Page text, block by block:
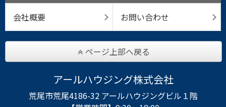
会社概要
お問い合わせ
ページ上部へ戻る
アールハウジング株式会社
荒尾市荒尾4186-32 アールハウジングビル１階